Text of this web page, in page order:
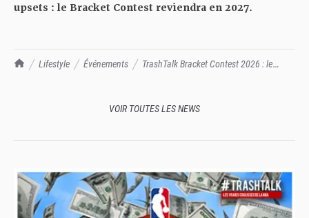
TrashTalk Actu NBA
Lifestyle Événements
TrashTalk Bracket Contest 2026 : le
upsets : le Bracket Contest reviendra en 2027.
VOIR TOUTES LES NEWS